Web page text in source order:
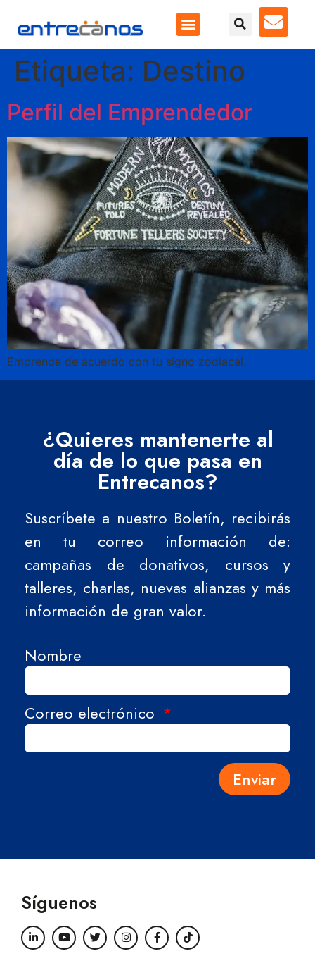
Etiqueta: Destino
Perfil del Emprendedor
Emprende de acuerdo con tu signo zodiacal.
¿Quieres mantenerte al
día de lo que pasa en
Entrecanos?
Suscríbete a nuestro Boletín, recibirás
en tu correo información de:
campañas de donativos, cursos y
talleres, charlas, nuevas alianzas y más
información de gran valor.
Nombre
Correo electrónico
Enviar
Síguenos